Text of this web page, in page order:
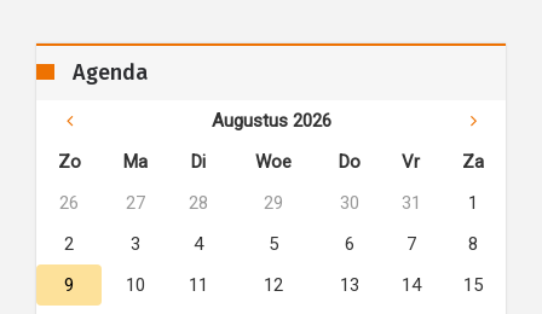
Agenda
Augustus 2026
Zo
Ma Di Woe Do Vr
Za
26
27 28 29 30 31
1
2
3 4 5 6 7
8
9
10 11 12 13 14
15